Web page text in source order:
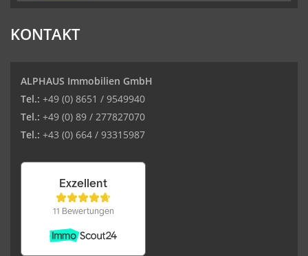
KONTAKT
ALPHAUS Immobilien GmbH
Tel.: +49 (0) 8651 / 9549940
Tel.: +49 (0) 89 / 277827070
Tel.: +43 (0) 664 / 93315987